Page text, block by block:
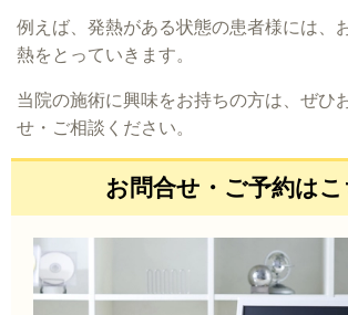
例えば、発熱がある状態の患者様には、
熱をとっていきます。
当院の施術に興味をお持ちの方は、ぜひ
せ・ご相談ください。
お問合せ・ご予約はこ